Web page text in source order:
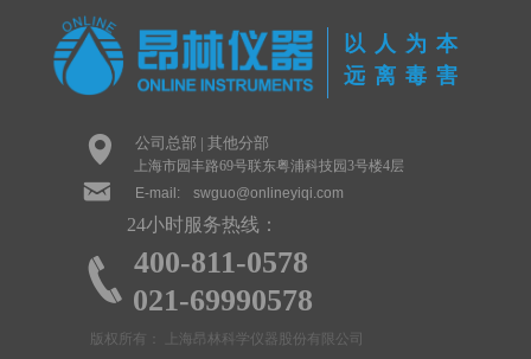
以人为本
远离毒害
版权所有： 上海昂林科学仪器股份有限公司
400-811-0578
24小时服务热线：
E-mail: swguo@onlineyiqi.com
上海市园丰路69号联东粤浦科技园3号楼4层
公司总部 | 其他分部
넹
낂
끅021-69990578